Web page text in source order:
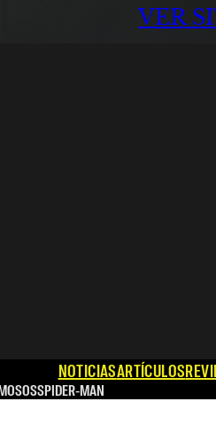
VER
NOTICIASARTÍCULOS
SPIDER-MAN